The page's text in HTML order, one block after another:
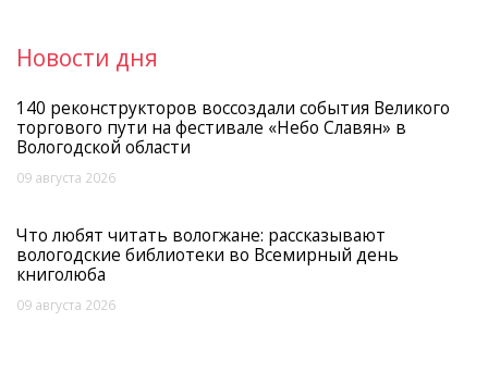
Новости дня
140 реконструкторов воссоздали события Великого
торгового пути на фестивале «Небо Славян» в
Вологодской области
09 августа 2026
Что любят читать вологжане: рассказывают
вологодские библиотеки во Всемирный день
книголюба
09 августа 2026